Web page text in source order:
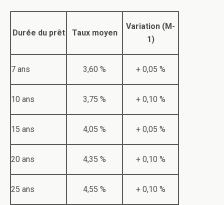
Durée du prêt Taux moyen
Variation (M-
1)
7 ans 3,60 % + 0,05 %
10 ans 3,75 % + 0,10 %
15 ans 4,05 % + 0,05 %
20 ans 4,35 % + 0,10 %
25 ans 4,55 % + 0,10 %